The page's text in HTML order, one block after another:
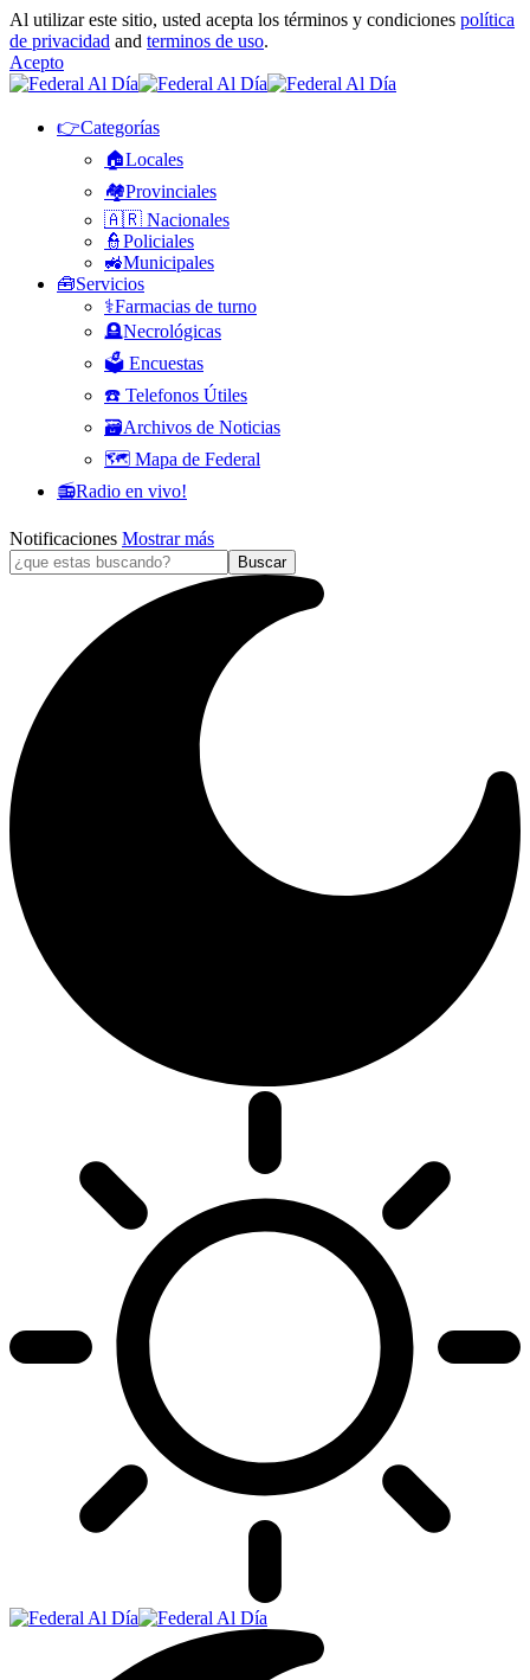
Al utilizar este sitio, usted acepta los términos y condiciones política
de privacidad and terminos de uso.
Acepto
👉Categorías
🏠Locales
🏘️Provinciales
🇦🇷 Nacionales
👮Policiales
🚜Municipales
🧰Servicios
⚕️Farmacias de turno
🪦Necrológicas
🗳️ Encuestas
☎️ Telefonos Útiles
🗃️Archivos de Noticias
🗺️ Mapa de Federal
📻Radio en vivo!
Notificaciones Mostrar más